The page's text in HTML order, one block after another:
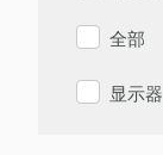
全部
显示器